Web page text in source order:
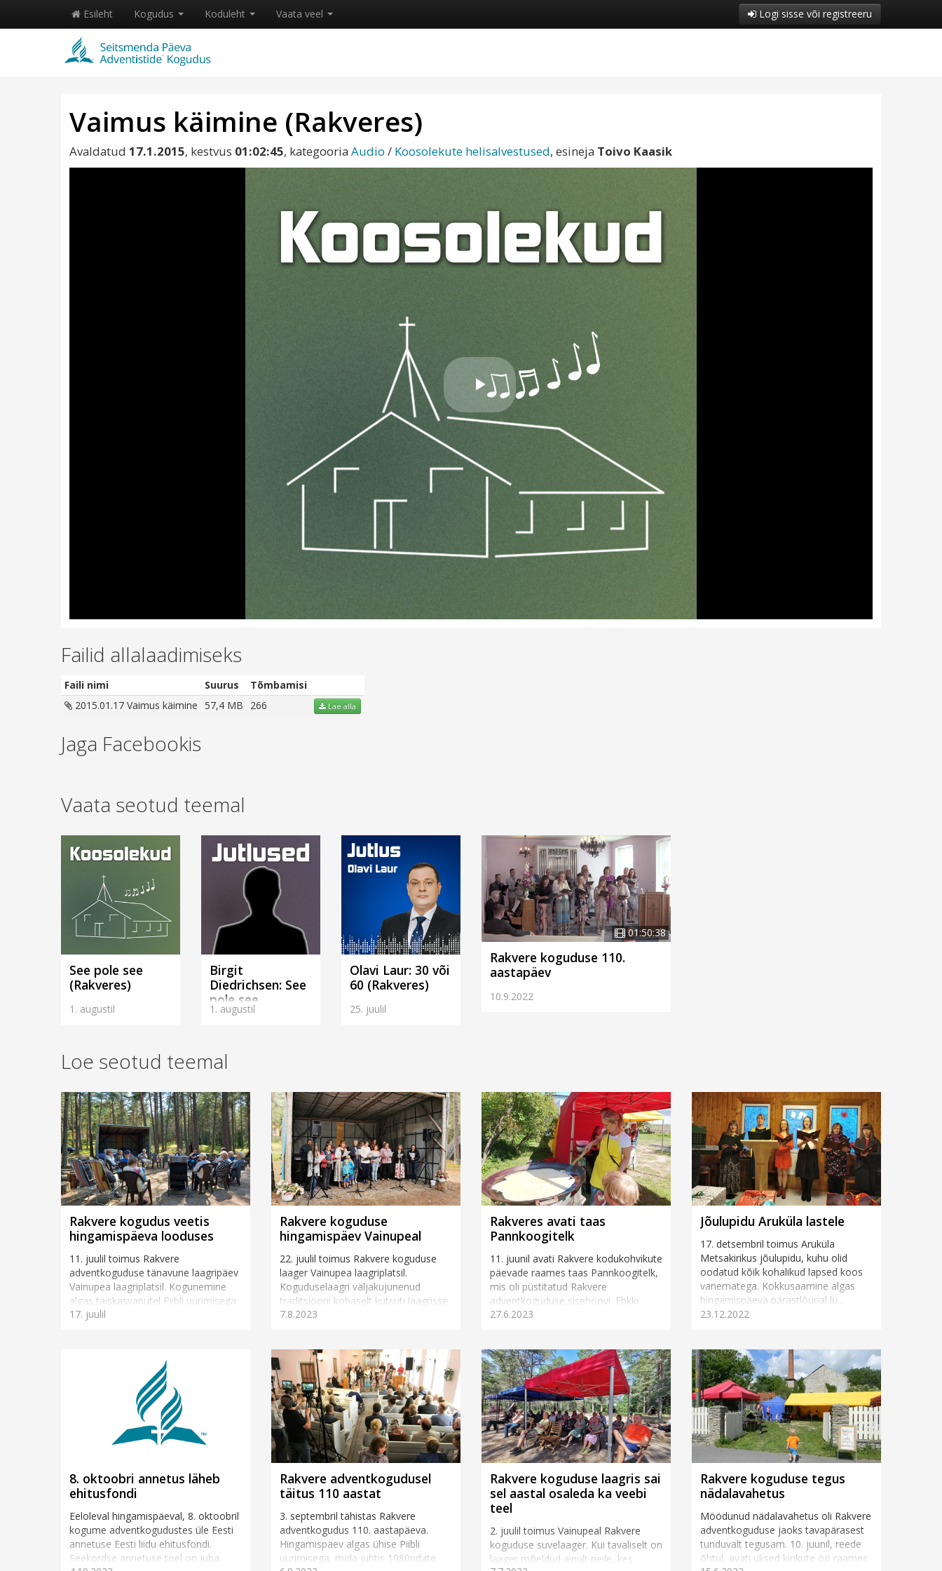
Esileht Kogudus Koduleht Vaata veel Logi sisse või registreeru
Vaimus käimine (Rakveres)
Avaldatud 17.1.2015, kestvus 01:02:45, kategooria Audio / Koosolekute helisalvestused, esineja Toivo Kaasik
Play
Video
Failid allalaadimiseks
Faili nimi Suurus
Tõmbamisi
2015.01.17 Vaimus käimine 57,4 MB 266 Lae alla
Jaga Facebookis
Vaata seotud teemal
See pole see
(Rakveres)
1. augustil
Birgit
Diedrichsen: See
pole see
(Rakveres)
1. augustil
Olavi Laur: 30 või
60 (Rakveres)
25. juulil
01:50:38
Rakvere koguduse 110.
aastapäev
10.9.2022
Loe seotud teemal
Rakvere kogudus veetis
hingamispäeva looduses
11. juulil toimus Rakvere
adventkoguduse tänavune laagripäev
Vainupea laagriplatsil. Kogunemine
algas täiskasvanutel Piibli uurimisega
pastor Toivo Kaasiku juhtimisel,
17. juulil
Rakvere koguduse
hingamispäev Vainupeal
22. juulil toimus Rakvere koguduse
laager Vainupea laagriplatsil.
Koguduselaagri väljakujunenud
traditsiooni kohaselt kutsuti laagrisse
kõnelema külaliskõneleja, kelleks tä...
7.8.2023
Rakveres avati taas
Pannkoogitelk
11. juunil avati Rakvere kodukohvikute
päevade raames taas Pannkoogitelk,
mis oli püstitatud Rakvere
adventkoguduse sisehoovi. Ehkki
tegevustik toimus õues, olid ka
27.6.2023
Jõulupidu Aruküla lastele
17. detsembril toimus Aruküla
Metsakirikus jõulupidu, kuhu olid
oodatud kõik kohalikud lapsed koos
vanematega. Kokkusaamine algas
hingamispäeva pärastlõunal lü...
23.12.2022
8. oktoobri annetus läheb
ehitusfondi
Eeloleval hingamispäeval, 8. oktoobril
kogume adventkogudustes üle Eesti
annetuse Eesti liidu ehitusfondi.
Seekordse annetuse toel on juba
Rakvere adventkogudusel
täitus 110 aastat
3. septembril tähistas Rakvere
adventkogudus 110. aastapäeva.
Hingamispäev algas ühise Piibli
uurimisega, mida juhtis 1980ndate
Rakvere koguduse laagris sai
sel aastal osaleda ka veebi
teel
2. juulil toimus Vainupeal Rakvere
koguduse suvelaager. Kui tavaliselt on
laager mõeldud ainult neile, kes
Rakvere koguduse tegus
nädalavahetus
Möödunud nädalavahetus oli Rakvere
adventkoguduse jaoks tavapärasest
tunduvalt tegusam. 10. juunil, reede
õhtul, avati uksed kirikute öö raames